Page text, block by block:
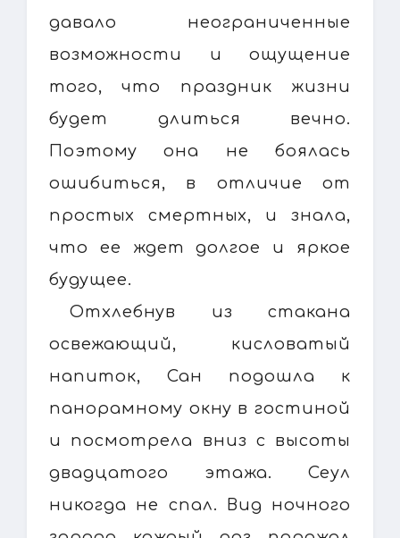
давало неограниченные
возможности и ощущение
того, что праздник жизни
будет длиться вечно.
Поэтому она не боялась
ошибиться, в отличие от
простых смертных, и знала,
что ее ждет долгое и яркое
будущее.
Отхлебнув из стакана
освежающий, кисловатый
напиток, Сан подошла к
панорамному окну в гостиной
и посмотрела вниз с высоты
двадцатого этажа. Сеул
никогда не спал. Вид ночного